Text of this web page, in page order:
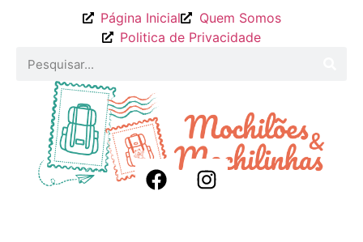
Página Inicial
Quem Somos
Politica de Privacidade